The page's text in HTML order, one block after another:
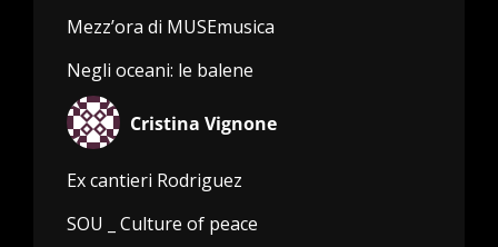
Mezz’ora di MUSEmusica
Negli oceani: le balene
Cristina Vignone
Ex cantieri Rodriguez
SOU _ Culture of peace